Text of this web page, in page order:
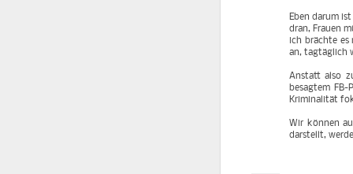
Eben darum
dran, Frauen
ich brächte
an, tagtäglich
Anstatt also
besagtem
Kriminalität
Wir können
darstellt,